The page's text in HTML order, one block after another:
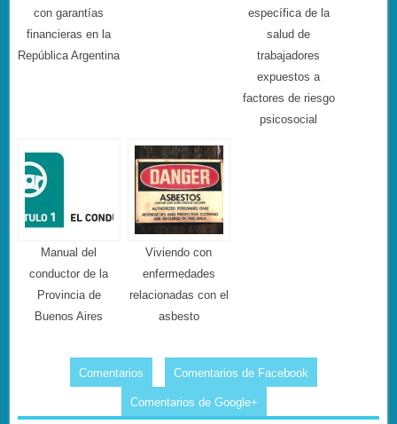
con garantías
financieras en la
República Argentina
específica de la
salud de
trabajadores
expuestos a
factores de riesgo
psicosocial
Manual del
conductor de la
Provincia de
Buenos Aires
Viviendo con
enfermedades
relacionadas con el
asbesto
Comentarios Comentarios de Facebook
Comentarios de Google+